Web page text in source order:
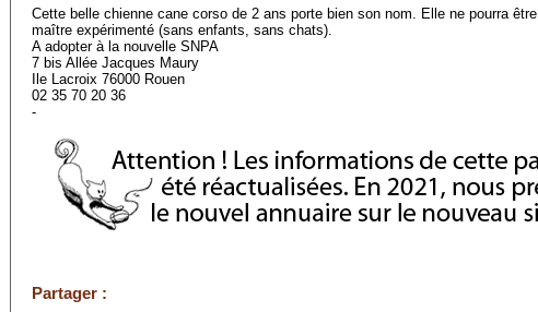
Cette belle chienne cane corso de 2 ans porte bien son nom. Elle ne pourra
maître expérimenté (sans enfants, sans chats).
A adopter à la nouvelle SNPA
7 bis Allée Jacques Maury
Ile Lacroix 76000 Rouen
02 35 70 20 36
-
Partager :